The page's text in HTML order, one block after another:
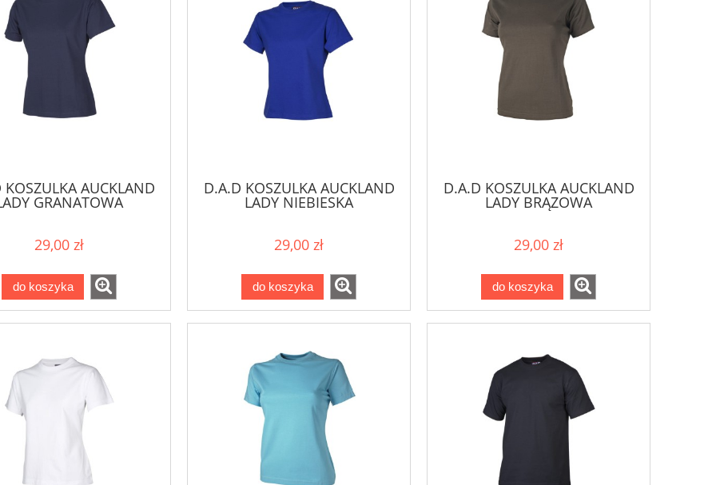
AUCKLAND
GRANATOWA
29,00 zł
do koszyka
D.A.D KOSZULKA AUCKLAND
LADY NIEBIESKA
29,00 zł
do koszyka
D.A.D KOSZULKA AUCKLAND
LADY BRĄZOWA
29,00 zł
do koszyka